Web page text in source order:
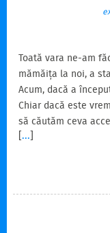
Toată vara ne-am
mămăița la noi, a
Acum, dacă a
Chiar dacă este
să căutăm ceva
cine rămâne pe la
[...]